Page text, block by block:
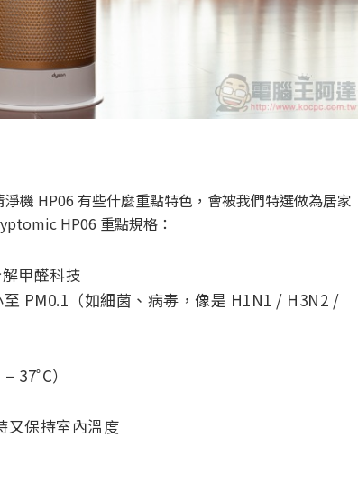
機 HP06 有些什麼重點特色，會被我們特選做為居家
HP06 重點規格：
甲醛科技
PM0.1（如細菌、病毒，像是 H1N1 / H3N2 /
37˚C）
又保持室內溫度